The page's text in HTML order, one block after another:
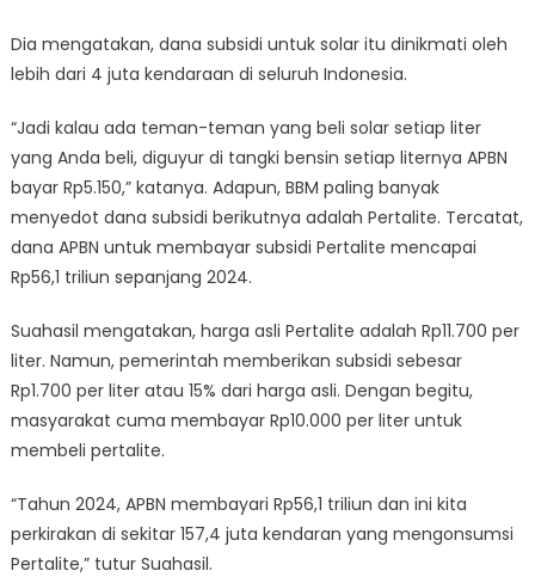
Dia mengatakan, dana subsidi untuk solar itu dinikmati oleh
lebih dari 4 juta kendaraan di seluruh Indonesia.
“Jadi kalau ada teman-teman yang beli solar setiap liter
yang Anda beli, diguyur di tangki bensin setiap liternya APBN
bayar Rp5.150,” katanya. Adapun, BBM paling banyak
menyedot dana subsidi berikutnya adalah Pertalite. Tercatat,
dana APBN untuk membayar subsidi Pertalite mencapai
Rp56,1 triliun sepanjang 2024.
Suahasil mengatakan, harga asli Pertalite adalah Rp11.700 per
liter. Namun, pemerintah memberikan subsidi sebesar
Rp1.700 per liter atau 15% dari harga asli. Dengan begitu,
masyarakat cuma membayar Rp10.000 per liter untuk
membeli pertalite.
“Tahun 2024, APBN membayari Rp56,1 triliun dan ini kita
perkirakan di sekitar 157,4 juta kendaran yang mengonsumsi
Pertalite,” tutur Suahasil.